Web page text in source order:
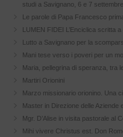
studi a Savignano, 6 e 7 settembre
Le parole di Papa Francesco
LUMEN FIDEI L’Enciclica scritta
Lutto a Savignano per la
Mani tese verso i poveri per un
Maria, pellegrina di speranza, tra
Martiri Orionini
Marzo missionario orionino. Una
Master in Direzione delle Aziende
Mgr. D’Alise in visita pastorale al
Mihi vivere Christus est. Don